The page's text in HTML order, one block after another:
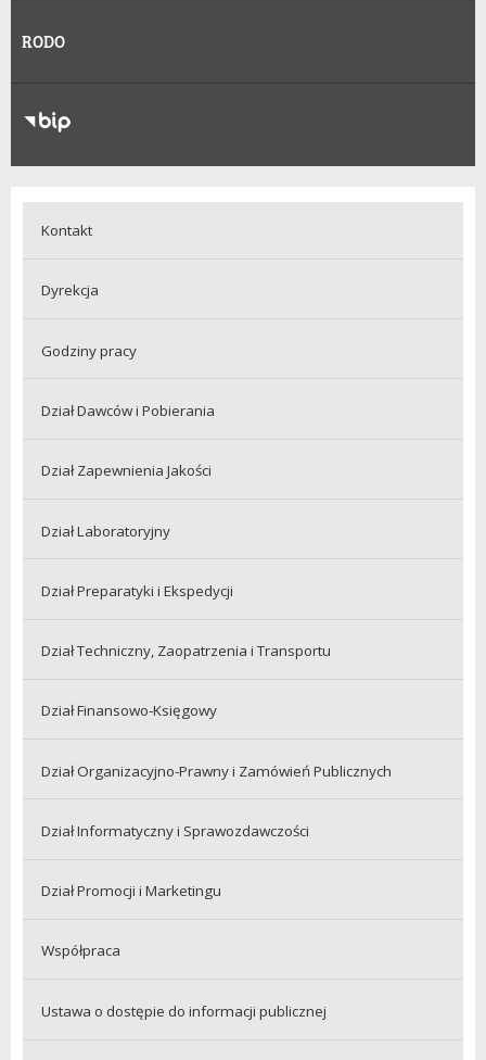
RODO
RODO
Kontakt
Dyrekcja
Godziny pracy
Dział Dawców i Pobierania
Dział Zapewnienia Jakości
Dział Laboratoryjny
Dział Preparatyki i Ekspedycji
Dział Techniczny, Zaopatrzenia i Transportu
Dział Finansowo-Księgowy
Dział Organizacyjno-Prawny i Zamówień Publicznych
Dział Informatyczny i Sprawozdawczości
Dział Promocji i Marketingu
Współpraca
Ustawa o dostępie do informacji publicznej